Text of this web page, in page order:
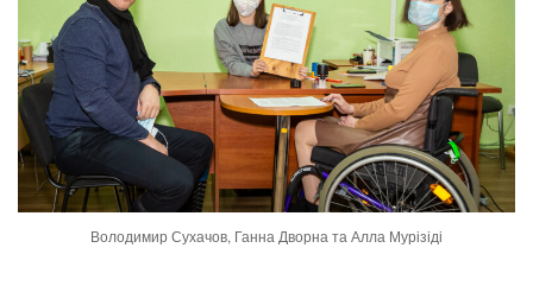
Володимир Сухачов, Ганна Дворна та Алла Мурізіді